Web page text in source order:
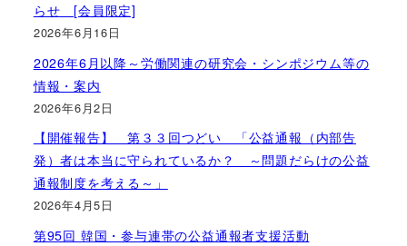
らせ [会員限定]
2026年6月16日
2026年6月以降～労働関連の研究会・シンポジウム等の
情報・案内
2026年6月2日
【開催報告】 第３３回つどい 「公益通報（内部告
発）者は本当に守られているか？ ～問題だらけの公益
通報制度を考える～」
2026年4月5日
第95回 韓国・参与連帯の公益通報者支援活動